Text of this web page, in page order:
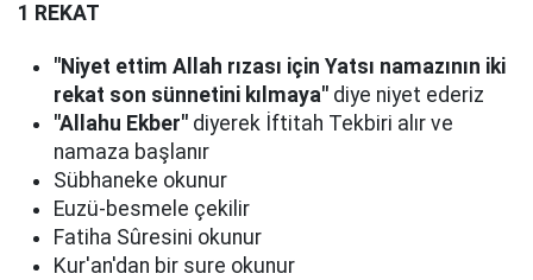
1 REKAT
"Niyet ettim Allah rızası için Yatsı namazının iki
rekat son sünnetini kılmaya" diye niyet ederiz
"Allahu Ekber" diyerek İftitah Tekbiri alır ve
namaza başlanır
Sübhaneke okunur
Euzü-besmele çekilir
Fatiha Sûresini okunur
Kur'an'dan bir sure okunur